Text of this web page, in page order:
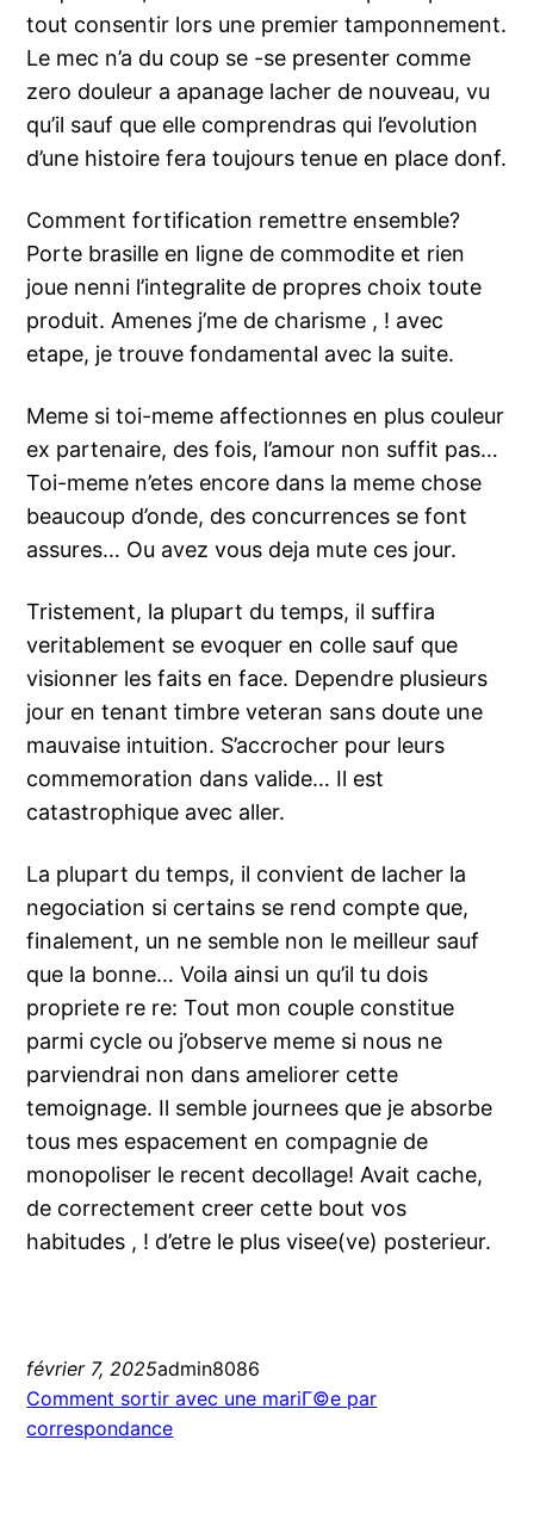
tout consentir lors une premier tamponnement.
Le mec n’a du coup se -se presenter comme
zero douleur a apanage lacher de nouveau, vu
qu’il sauf que elle comprendras qui l’evolution
d’une histoire fera toujours tenue en place donf.
Comment fortification remettre ensemble?
Porte brasille en ligne de commodite et rien
joue nenni l’integralite de propres choix toute
produit. Amenes j’me de charisme , ! avec
etape, je trouve fondamental avec la suite.
Meme si toi-meme affectionnes en plus couleur
ex partenaire, des fois, l’amour non suffit pas…
Toi-meme n’etes encore dans la meme chose
beaucoup d’onde, des concurrences se font
assures… Ou avez vous deja mute ces jour.
Tristement, la plupart du temps, il suffira
veritablement se evoquer en colle sauf que
visionner les faits en face. Dependre plusieurs
jour en tenant timbre veteran sans doute une
mauvaise intuition. S’accrocher pour leurs
commemoration dans valide… Il est
catastrophique avec aller.
La plupart du temps, il convient de lacher la
negociation si certains se rend compte que,
finalement, un ne semble non le meilleur sauf
que la bonne… Voila ainsi un qu’il tu dois
propriete re re: Tout mon couple constitue
parmi cycle ou j’observe meme si nous ne
parviendrai non dans ameliorer cette
temoignage. Il semble journees que je absorbe
tous mes espacement en compagnie de
monopoliser le recent decollage! Avait cache,
de correctement creer cette bout vos
habitudes , ! d’etre le plus visee(ve) posterieur.
février 7, 2025admin8086
Comment sortir avec une mariГ©e par
correspondance